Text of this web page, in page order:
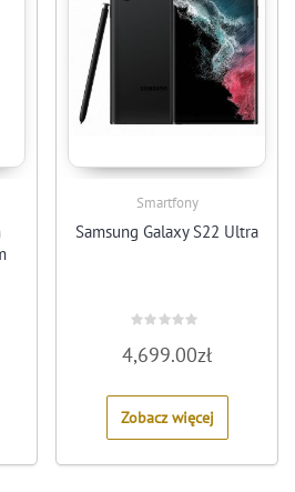
Smartfony
Samsung Galaxy S22 Ultra
0
out
5
4,699.00zł
Zobacz więcej